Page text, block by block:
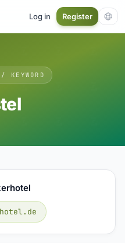
Log in Register
KEYWORD